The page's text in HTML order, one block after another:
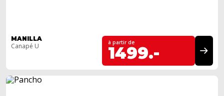
MANILLA
Canapé U à partir de
1499.-